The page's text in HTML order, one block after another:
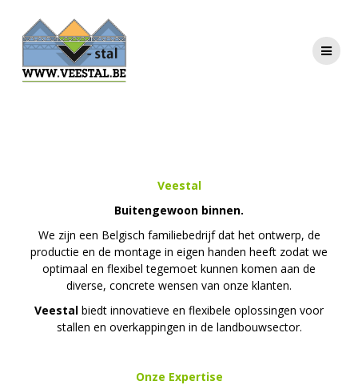
Veestal
Buitengewoon binnen.
We zijn een Belgisch familiebedrijf dat het ontwerp, de
productie en de montage in eigen handen heeft zodat we
optimaal en flexibel tegemoet kunnen komen aan de
diverse, concrete wensen van onze klanten.
Veestal biedt innovatieve en flexibele oplossingen voor
stallen en overkappingen in de landbouwsector.
Onze Expertise